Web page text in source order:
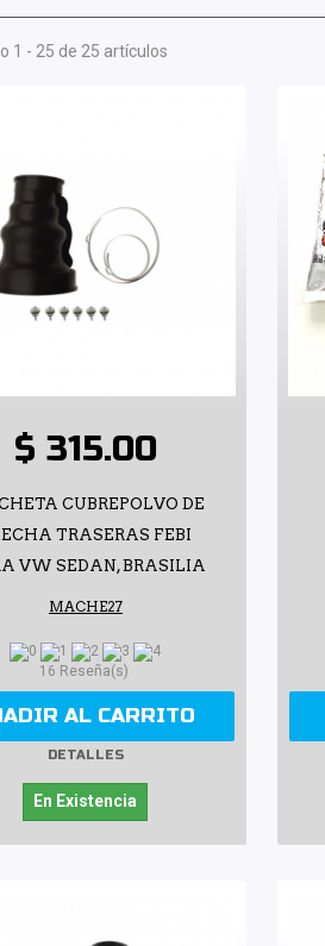
1 - 25 de 25 artículos
$ 315.00
CUBREPOLVO DE
TRASERAS FEBI
VW SEDAN, BRASILIA
MACHE27
16 Reseña(s)
AL CARRITO
DETALLES
En Existencia